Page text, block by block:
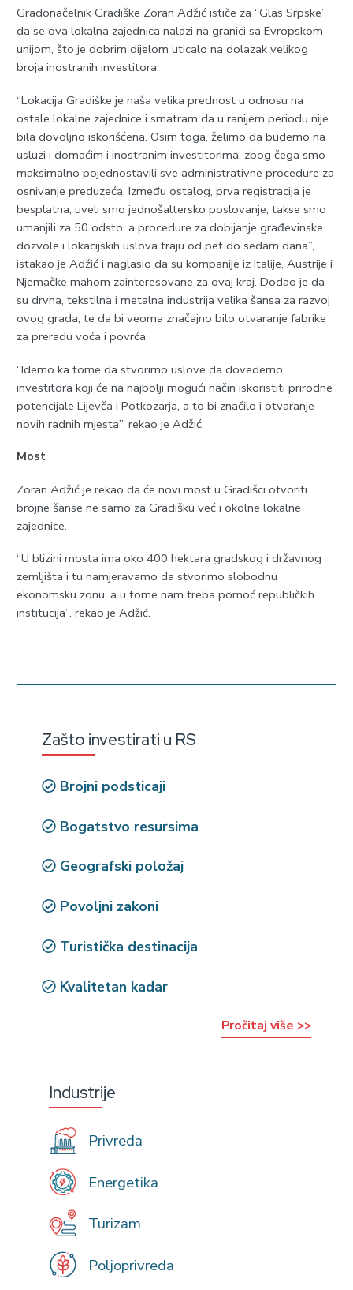
Gradonačelnik Gradiške Zoran Adžić ističe za “Glas Srpske”
da se ova lokalna zajednica nalazi na granici sa Evropskom
unijom, što je dobrim dijelom uticalo na dolazak velikog
broja inostranih investitora.
“Lokacija Gradiške je naša velika prednost u odnosu na
ostale lokalne zajednice i smatram da u ranijem periodu nije
bila dovoljno iskorišćena. Osim toga, želimo da budemo na
usluzi i domaćim i inostranim investitorima, zbog čega smo
maksimalno pojednostavili sve administrativne procedure za
osnivanje preduzeća. Između ostalog, prva registracija je
besplatna, uveli smo jednošaltersko poslovanje, takse smo
umanjili za 50 odsto, a procedure za dobijanje građevinske
dozvole i lokacijskih uslova traju od pet do sedam dana”,
istakao je Adžić i naglasio da su kompanije iz Italije, Austrije i
Njemačke mahom zainteresovane za ovaj kraj. Dodao je da
su drvna, tekstilna i metalna industrija velika šansa za razvoj
ovog grada, te da bi veoma značajno bilo otvaranje fabrike
za preradu voća i povrća.
“Idemo ka tome da stvorimo uslove da dovedemo
investitora koji će na najbolji mogući način iskoristiti prirodne
potencijale Lijevča i Potkozarja, a to bi značilo i otvaranje
novih radnih mjesta”, rekao je Adžić.
Most
Zoran Adžić je rekao da će novi most u Gradišci otvoriti
brojne šanse ne samo za Gradišku već i okolne lokalne
zajednice.
“U blizini mosta ima oko 400 hektara gradskog i državnog
zemljišta i tu namjeravamo da stvorimo slobodnu
ekonomsku zonu, a u tome nam treba pomoć republičkih
institucija”, rekao je Adžić.
Zašto investirati u RS
Brojni podsticaji
Bogatstvo resursima
Geografski položaj
Povoljni zakoni
Turistička destinacija
Kvalitetan kadar
Pročitaj više >>
Industrije
Privreda
Energetika
Turizam
Poljoprivreda